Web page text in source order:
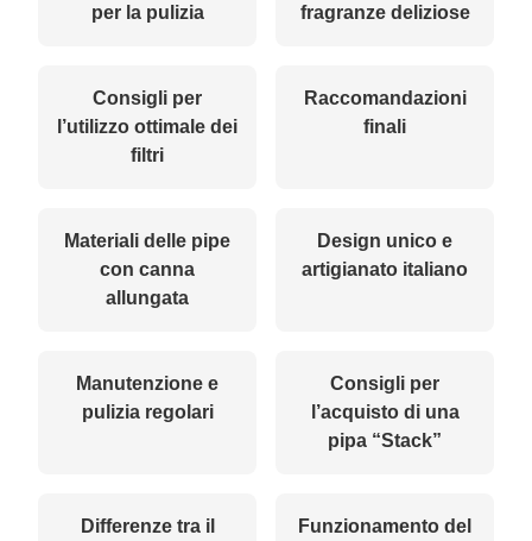
per la pulizia
fragranze deliziose
Consigli per
l’utilizzo ottimale dei
filtri
Raccomandazioni
finali
Materiali delle pipe
con canna
allungata
Design unico e
artigianato italiano
Manutenzione e
pulizia regolari
Consigli per
l’acquisto di una
pipa “Stack”
Differenze tra il
Funzionamento del